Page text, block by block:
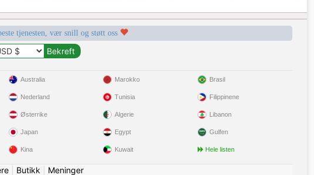
tjenesten, vær snill og støtt oss
Australia
Nederland
Østerrike
Japan
Kina
Marokko
Tunisia
Algerie
Egypt
Kuwait
Brasil
Filippinene
Libanon
Gulfen
Hele listen
| Butikk Meninger